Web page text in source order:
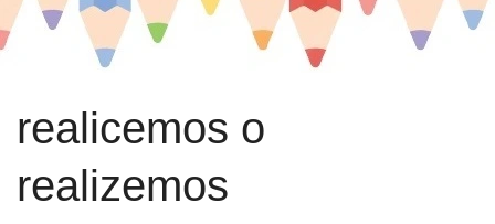
realicemos o
realizemos